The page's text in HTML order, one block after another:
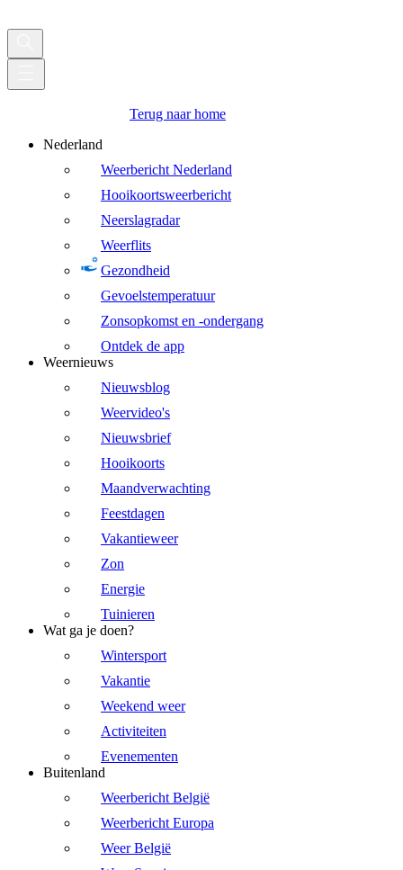
Terug naar home
Nederland
Weerbericht Nederland
Hooikoortsweerbericht
Neerslagradar
Weerflits
Gezondheid
Gevoelstemperatuur
Zonsopkomst en -ondergang
Ontdek de app
Weernieuws
Nieuwsblog
Weervideo's
Nieuwsbrief
Hooikoorts
Maandverwachting
Feestdagen
Vakantieweer
Zon
Energie
Tuinieren
Wat ga je doen?
Wintersport
Vakantie
Weekend weer
Activiteiten
Evenementen
Buitenland
Weerbericht België
Weerbericht Europa
Weer België